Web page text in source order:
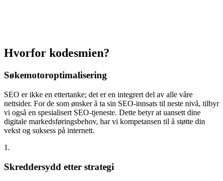
Hvorfor kodesmien?
Søkemotoroptimalisering
SEO er ikke en ettertanke; det er en integrert del av alle våre
nettsider. For de som ønsker å ta sin SEO-innsats til neste nivå, tilbyr
vi også en spesialisert SEO-tjeneste. Dette betyr at uansett dine
digitale markedsføringsbehov, har vi kompetansen til å støtte din
vekst og suksess på internett.
1.
Skreddersydd etter strategi